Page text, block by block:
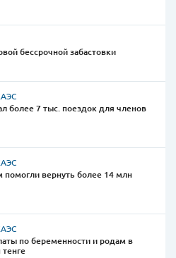
бессрочной забастовки
более 7 тыс. поездок для членов
помогли вернуть более 14 млн
по беременности и родам в
тенге